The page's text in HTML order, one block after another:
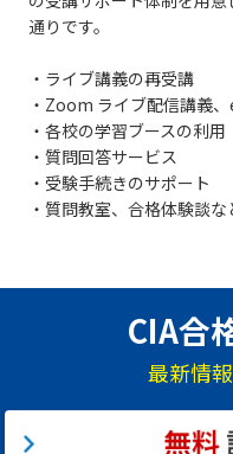
通りです。
・ライブ講義の再受講
・Zoom ライブ配信講義
・各校の学習ブースの利用
・質問回答サービス
・受験手続きのサポート
・質問教室、合格体験談
CIA合
最新情